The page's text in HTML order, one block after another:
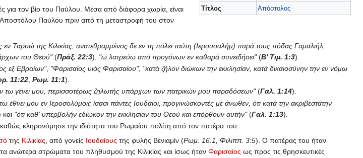
Τίτλος
Απόστολος
για τον βίο του Παύλου. Μέσα από διάφορα χωρία, είναι
Παύλου πριν από τη μεταστροφή του στον
εν Ταρσώ της Κιλικίας, ανατεθραμμένος δε εν τη πόλει ταύτη (Ιερουσαλήμ) παρά τους πόδας Γαμαλιήλ,
του Θεού"(Πράξ. 22:3), "ω λατρεύω από προγόνων εν καθαρά συνειδήσει"(Β' Τιμ. 1:3).
εξ Εβραίων", "Φαρισαίος υιός Φαρισαίου", "κατά ζήλον διώκων την εκκλησίαν, κατά δικαιοσύνην την εν νόμω
11:22 ,Ρωμ. 11:1).
τω γένει μου, περισσοτέρως ζηλωτής υπάρχων των πατρικών μου παραδόσεων"(Γαλ. 1:14).
μου εν Ιεροσολύμοις ίσασι πάντες Ιουδαίοι, προγινώσκοντές με άνωθεν, ότι κατά την ακριβεστάτην
και "ότι καθ' υπερβολήν εδίωκον την εκκλησίαν του Θεού και επόρθουν αυτήν"(Γαλ. 1:13).
κληρονόμησε την ιδιότητα του Ρωμαίου πολίτη από τον πατέρα του.
της Κιλικίας, από γονείς Ιουδαίους της φυλής Βενιαμίν (Ρωμ. 16:1, Φιλιππ. 3:5). Ο πατέρας του ήταν
ανώτερα στρώματα του πληθυσμού της Κιλικίας και ίσως ήταν Φαρισαίος ως προς τις θρησκευτικές